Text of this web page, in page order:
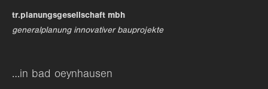
376-293 city road, suite 600
san francisco, ca 94102
+44 1234 567 890
tr.planungsgesellschaft mbh
generalplanung innovativer bauprojekte
…in bad oeynhausen